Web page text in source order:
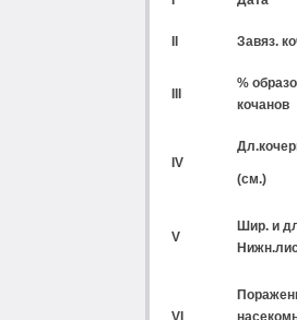
Завяз.
%
кочанов
IV
(см.)
V
Шир. и
VI